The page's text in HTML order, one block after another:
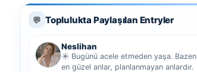
💬 Toplulukta Paylaşılan Entryler
Neslihan
☀️ Bugünü acele etmeden yaşa. Bazen
en güzel anlar, planlanmayan anlardır.